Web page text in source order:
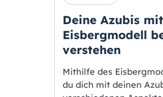
Deine Azubis
Eisbergmodell
verstehen
Mithilfe des
du dich mit deinen